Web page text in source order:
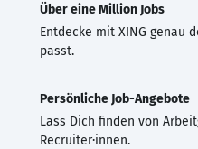
Über eine Million Jobs
Entdecke mit XING genau
passt.
Persönliche Job-Angebote
Lass Dich finden von
Recruiter·innen.